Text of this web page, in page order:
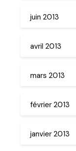
juin 2013
avril 2013
mars 2013
février 2013
janvier 2013